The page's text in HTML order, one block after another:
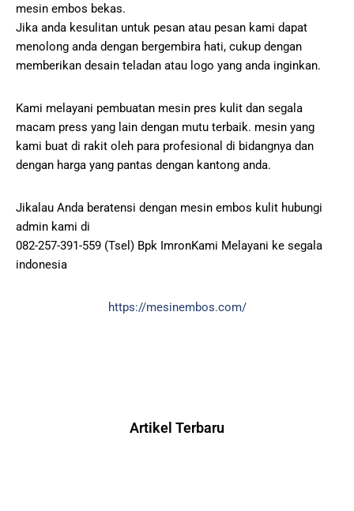
mesin embos bekas.
Jika anda kesulitan untuk pesan atau pesan kami dapat
menolong anda dengan bergembira hati, cukup dengan
memberikan desain teladan atau logo yang anda inginkan.
Kami melayani pembuatan mesin pres kulit dan segala
macam press yang lain dengan mutu terbaik. mesin yang
kami buat di rakit oleh para profesional di bidangnya dan
dengan harga yang pantas dengan kantong anda.
Jikalau Anda beratensi dengan mesin embos kulit hubungi
admin kami di
082-257-391-559 (Tsel) Bpk ImronKami Melayani ke segala
indonesia
https://mesinembos.com/
Artikel Terbaru